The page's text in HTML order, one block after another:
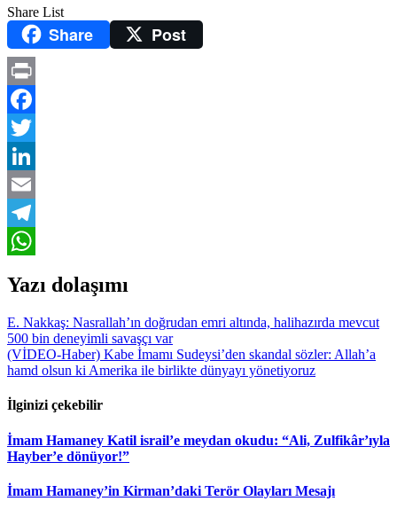
Share List
Share Post
Print
Facebook
Twitter
LinkedIn
Email
Telegram
Yazı dolaşımı
E. Nakkaş: Nasrallah’ın doğrudan emri altında, halihazırda mevcut
500 bin deneyimli savaşçı var
(VİDEO-Haber) Kabe İmamı Sudeysi’den skandal sözler: Allah’a
hamd olsun ki Amerika ile birlikte dünyayı yönetiyoruz
İlginizi çekebilir
İmam Hamaney Katil israil’e meydan okudu: “Ali, Zulfikâr’ıyla
Hayber’e dönüyor!”
İmam Hamaney’in Kirman’daki Terör Olayları Mesajı